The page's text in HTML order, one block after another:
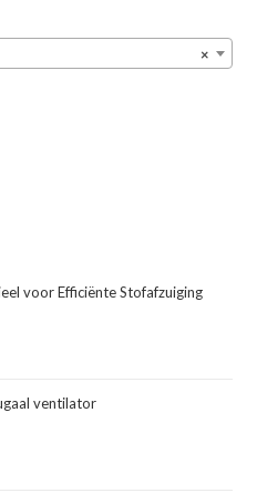
×
voor Efficiënte Stofafzuiging
ventilator